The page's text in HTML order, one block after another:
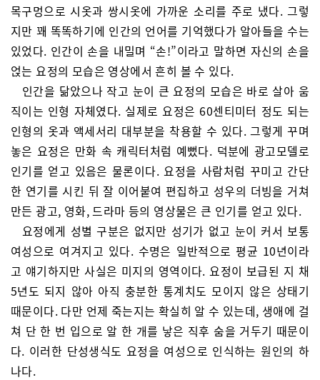
목구멍으로 시옷과 쌍시옷에 가까운 소리를 주로 냈다. 그렇
지만 꽤 똑똑하기에 인간의 언어를 기억했다가 알아들을 수는
있었다. 인간이 손을 내밀며 “손!”이라고 말하면 자신의 손을
얹는 요정의 모습은 영상에서 흔히 볼 수 있다.
인간을 닮았으나 작고 눈이 큰 요정의 모습은 바로 살아 움
직이는 인형 자체였다. 실제로 요정은 60센티미터 정도 되는
인형의 옷과 액세서리 대부분을 착용할 수 있다. 그렇게 꾸며
놓은 요정은 만화 속 캐릭터처럼 예뻤다. 덕분에 광고모델로
인기를 얻고 있음은 물론이다. 요정을 사람처럼 꾸미고 간단
한 연기를 시킨 뒤 잘 이어붙여 편집하고 성우의 더빙을 거쳐
만든 광고, 영화, 드라마 등의 영상물은 큰 인기를 얻고 있다.
요정에게 성별 구분은 없지만 성기가 없고 눈이 커서 보통
여성으로 여겨지고 있다. 수명은 일반적으로 평균 10년이라
고 얘기하지만 사실은 미지의 영역이다. 요정이 보급된 지 채
5년도 되지 않아 아직 충분한 통계치도 모이지 않은 상태기
때문이다. 다만 언제 죽는지는 확실히 알 수 있는데, 생애에 걸
쳐 단 한 번 입으로 알 한 개를 낳은 직후 숨을 거두기 때문이
다. 이러한 단성생식도 요정을 여성으로 인식하는 원인의 하
나다.